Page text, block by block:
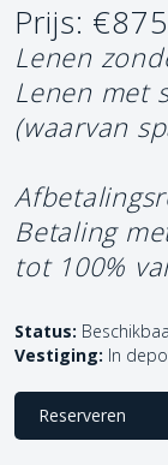
Prijs:
Lenen
Lenen met
(waarvan
Betaling
tot 100%
Status:
Vestiging: In
Reserveren